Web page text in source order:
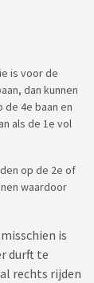
is voor de
dan kunnen
4e baan en
als de 1e vol
op de 2e of
waardoor
is
durft te
rechts rijden